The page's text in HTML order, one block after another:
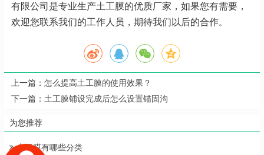
有限公司是专业生产土工膜的优质厂家，如果您有需要，
欢迎您联系我们的工作人员，期待我们以后的合作。
上一篇： 怎么提高土工膜的使用效果？
下一篇： 土工膜铺设完成后怎么设置锚固沟
为您推荐
土工膜有哪些分类